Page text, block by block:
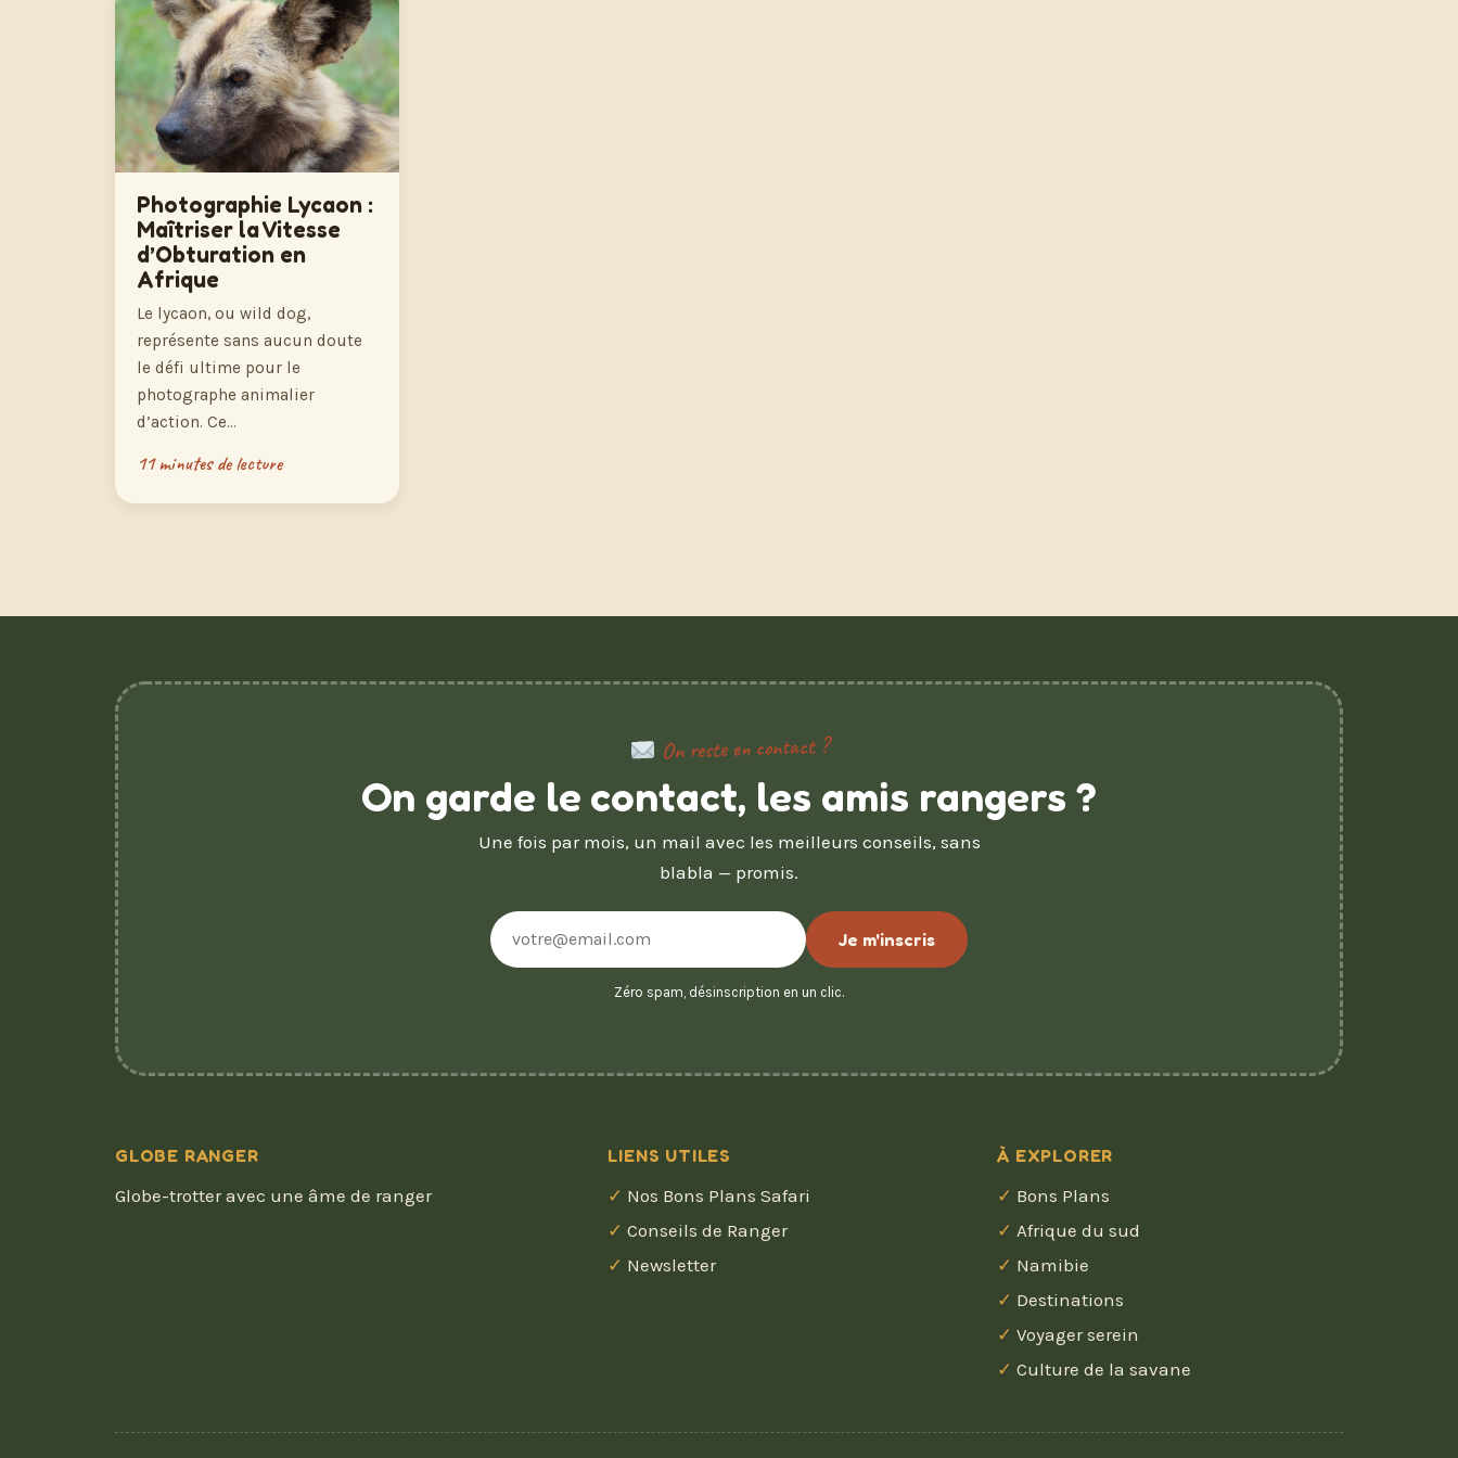
Photographie Lycaon :
Maîtriser la Vitesse
d’Obturation en
Afrique
Le lycaon, ou wild dog,
représente sans aucun doute
le défi ultime pour le
photographe animalier
d’action. Ce…
11 minutes de lecture
On reste en contact ?
On garde le contact, les amis rangers ?
Une fois par mois, un mail avec les meilleurs conseils, sans
blabla — promis.
mail
Je m'inscris
Zéro spam, désinscription en un clic.
GLOBE RANGER
Globe-trotter avec une âme de ranger
LIENS UTILES
Nos Bons Plans Safari
Conseils de Ranger
Newsletter
À EXPLORER
Bons Plans
Afrique du sud
Namibie
Destinations
Voyager serein
Culture de la savane